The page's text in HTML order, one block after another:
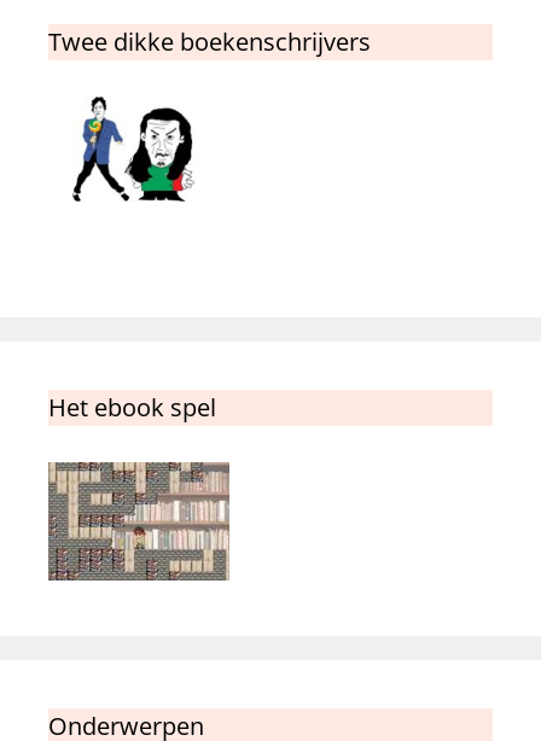
Twee dikke boekenschrijvers
Het ebook spel
Onderwerpen